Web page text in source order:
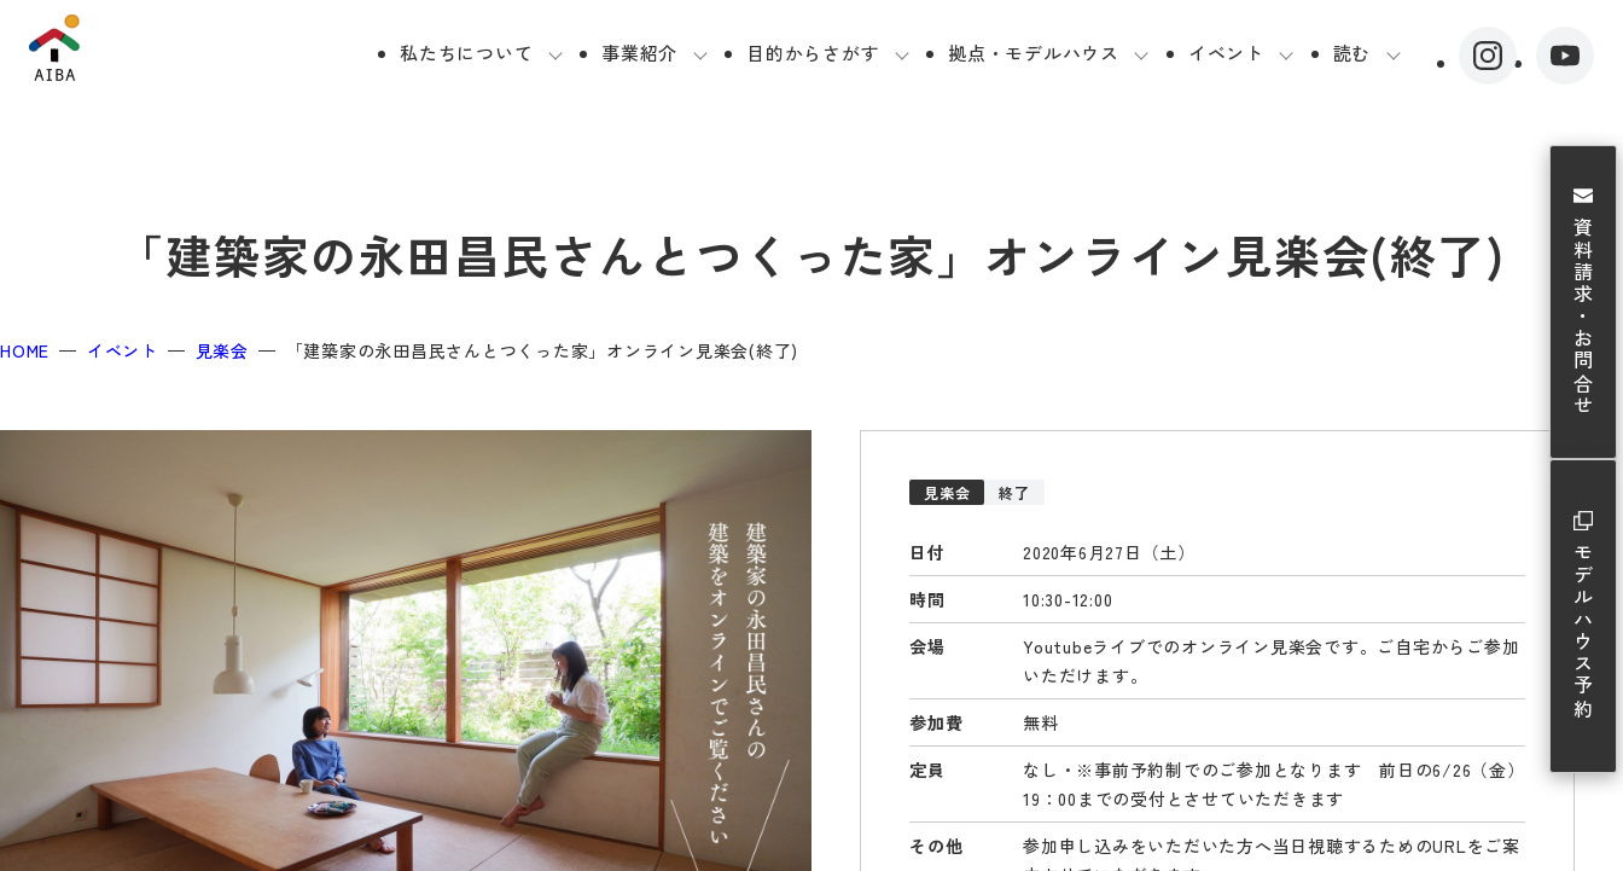
私たちについて 事業紹介 目的からさがす 拠点・モデルハウス イベント 読む
「建築家の永田昌民さんとつくった家」オンライン見楽会(終了)
HOME イベント 見楽会 「建築家の永田昌民さんとつくった家」オンライン見楽会(終了)
見楽会 終了
日付
2020年6月27日（土）
時間
10:30-12:00
会場
Youtubeライブでのオンライン見楽会です。ご自宅からご参加
いただけます。
参加費
無料
定員
なし・※事前予約制でのご参加となります 前日の6/26（金）
19：00までの受付とさせていただきます
その他
参加申し込みをいただいた方へ当日視聴するためのURLをご案
資料請求・お問合せ
モデルハウス予約